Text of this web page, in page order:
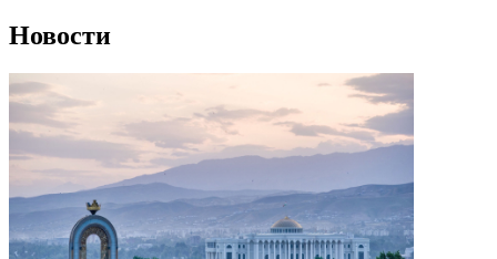
Новости